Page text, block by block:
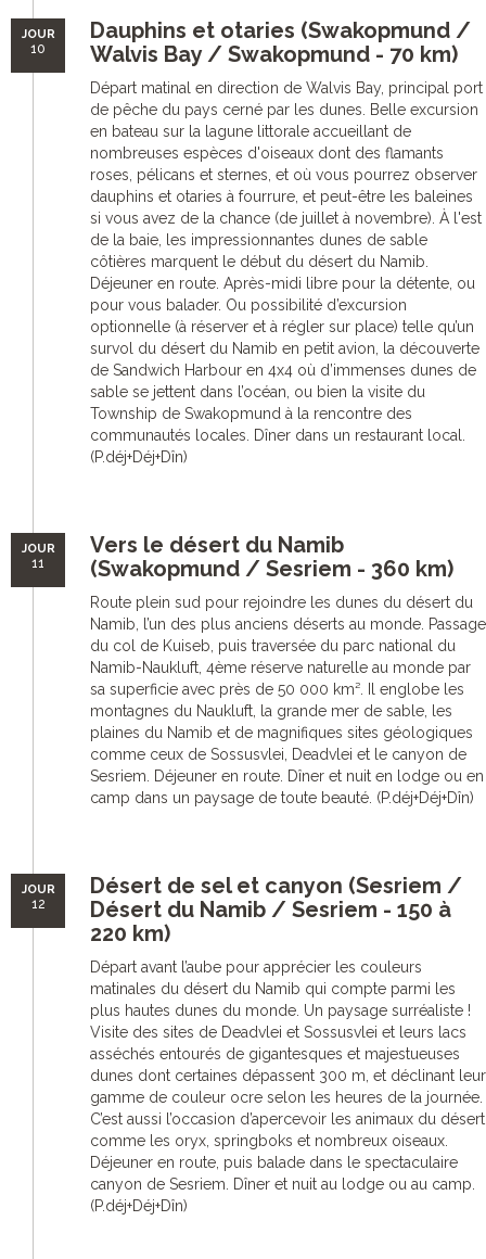
JOUR
10
Dauphins et otaries (Swakopmund /
Walvis Bay / Swakopmund - 70 km)
Départ matinal en direction de Walvis Bay, principal port
de pêche du pays cerné par les dunes. Belle excursion
en bateau sur la lagune littorale accueillant de
nombreuses espèces d'oiseaux dont des flamants
roses, pélicans et sternes, et où vous pourrez observer
dauphins et otaries à fourrure, et peut-être les baleines
si vous avez de la chance (de juillet à novembre). À l'est
de la baie, les impressionnantes dunes de sable
côtières marquent le début du désert du Namib.
Déjeuner en route. Après-midi libre pour la détente, ou
pour vous balader. Ou possibilité d’excursion
optionnelle (à réserver et à régler sur place) telle qu’un
survol du désert du Namib en petit avion, la découverte
de Sandwich Harbour en 4x4 où d’immenses dunes de
sable se jettent dans l’océan, ou bien la visite du
Township de Swakopmund à la rencontre des
communautés locales. Dîner dans un restaurant local.
(P.déj+Déj+Dîn)
JOUR
11
Vers le désert du Namib
(Swakopmund / Sesriem - 360 km)
Route plein sud pour rejoindre les dunes du désert du
Namib, l’un des plus anciens déserts au monde. Passage
du col de Kuiseb, puis traversée du parc national du
Namib-Naukluft, 4ème réserve naturelle au monde par
sa superficie avec près de 50 000 km². Il englobe les
montagnes du Naukluft, la grande mer de sable, les
plaines du Namib et de magnifiques sites géologiques
comme ceux de Sossusvlei, Deadvlei et le canyon de
Sesriem. Déjeuner en route. Dîner et nuit en lodge ou en
camp dans un paysage de toute beauté. (P.déj+Déj+Dîn)
JOUR
12
Désert de sel et canyon (Sesriem /
Désert du Namib / Sesriem - 150 à
220 km)
Départ avant l’aube pour apprécier les couleurs
matinales du désert du Namib qui compte parmi les
plus hautes dunes du monde. Un paysage surréaliste !
Visite des sites de Deadvlei et Sossusvlei et leurs lacs
asséchés entourés de gigantesques et majestueuses
dunes dont certaines dépassent 300 m, et déclinant leur
gamme de couleur ocre selon les heures de la journée.
C’est aussi l’occasion d’apercevoir les animaux du désert
comme les oryx, springboks et nombreux oiseaux.
Déjeuner en route, puis balade dans le spectaculaire
canyon de Sesriem. Dîner et nuit au lodge ou au camp.
(P.déj+Déj+Dîn)